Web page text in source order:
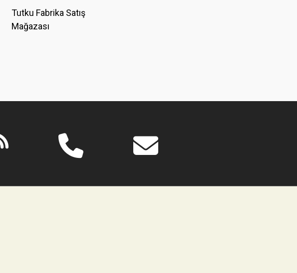
Tutku Fabrika Satış
Mağazası